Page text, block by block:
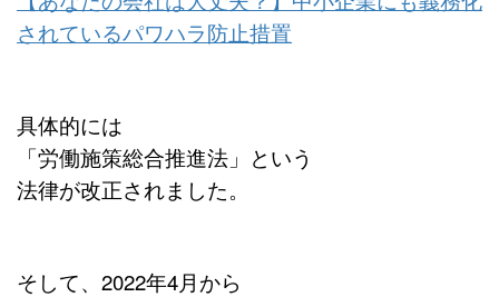
されているパワハラ防止措置
具体的には
「労働施策総合推進法」という
法律が改正されました。
そして、2022年4月から